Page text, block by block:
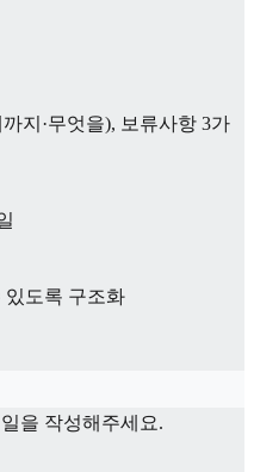
지·무엇을), 보류사항 3가
있도록 구조화
을 작성해주세요.